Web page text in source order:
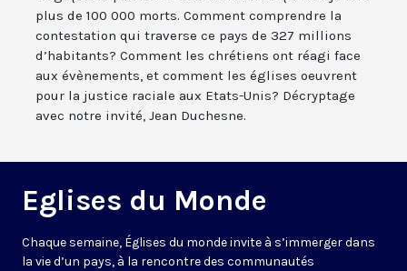
plus de 100 000 morts. Comment comprendre la
contestation qui traverse ce pays de 327 millions
d’habitants? Comment les chrétiens ont réagi face
aux évènements, et comment les églises oeuvrent
pour la justice raciale aux Etats-Unis? Décryptage
avec notre invité, Jean Duchesne.
Eglises du Monde
Chaque semaine, Églises du monde invite à s’immerger dans
la vie d’un pays, à la rencontre des communautés